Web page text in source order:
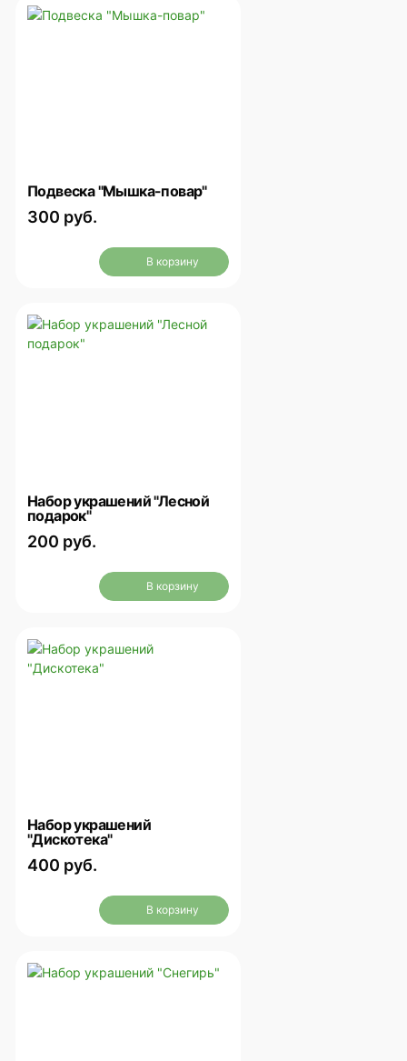
Подвеска "Мышка-повар"
300 руб.
В корзину
Набор украшений "Лесной
подарок"
200 руб.
В корзину
Набор украшений
"Дискотека"
400 руб.
В корзину